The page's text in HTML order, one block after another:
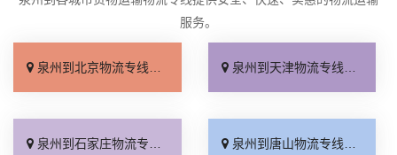
服务。
泉州到北京物流专线_专线查询「省事省心」 泉州到天津物流专线_门到门配送「上门提货」
泉州到石家庄物流专线_专业可靠「全程定位」 泉州到唐山物流专线_定点发车「整车配货」